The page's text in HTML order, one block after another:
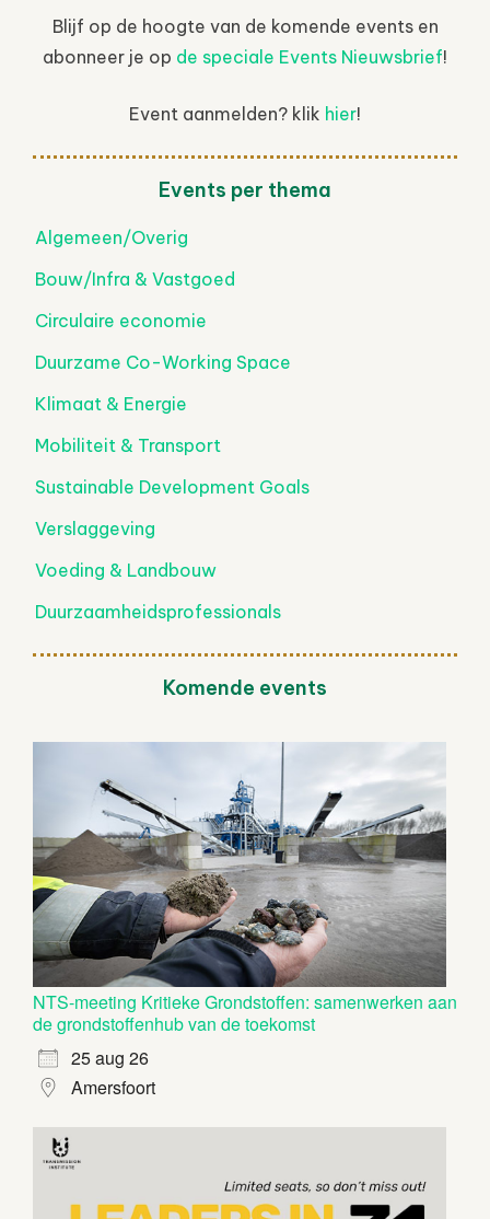
Blijf op de hoogte van de komende events en
abonneer je op de speciale Events Nieuwsbrief!
Event aanmelden? klik hier!
Events per thema
Algemeen/Overig
Bouw/Infra & Vastgoed
Circulaire economie
Duurzame Co-Working Space
Klimaat & Energie
Mobiliteit & Transport
Sustainable Development Goals
Verslaggeving
Voeding & Landbouw
Duurzaamheidsprofessionals
Komende events
NTS-meeting Kritieke Grondstoffen: samenwerken aan
de grondstoffenhub van de toekomst
25 aug 26
Amersfoort